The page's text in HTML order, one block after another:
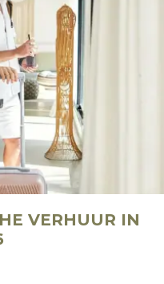
VERHUUR IN